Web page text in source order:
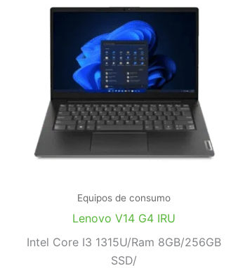
Equipos de consumo
Lenovo V14 G4 IRU
Intel Core I3 1315U/Ram 8GB/256GB
SSD/